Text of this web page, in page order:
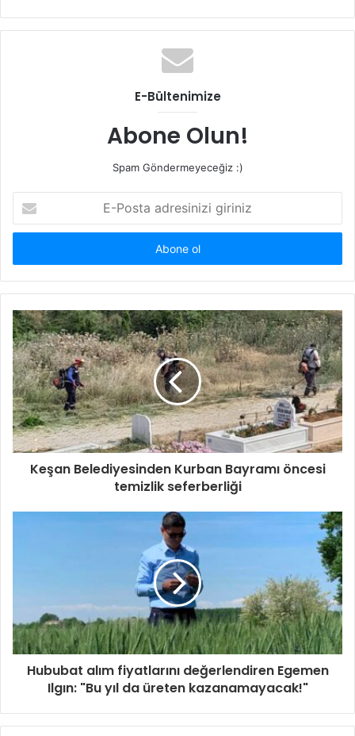
E-Bültenimize
Abone Olun!
Spam Göndermeyeceğiz :)
Posta
adresinizi
Keşan Belediyesinden Kurban Bayramı öncesi
temizlik seferberliği
Hububat alım fiyatlarını değerlendiren Egemen
Ilgın: "Bu yıl da üreten kazanamayacak!"